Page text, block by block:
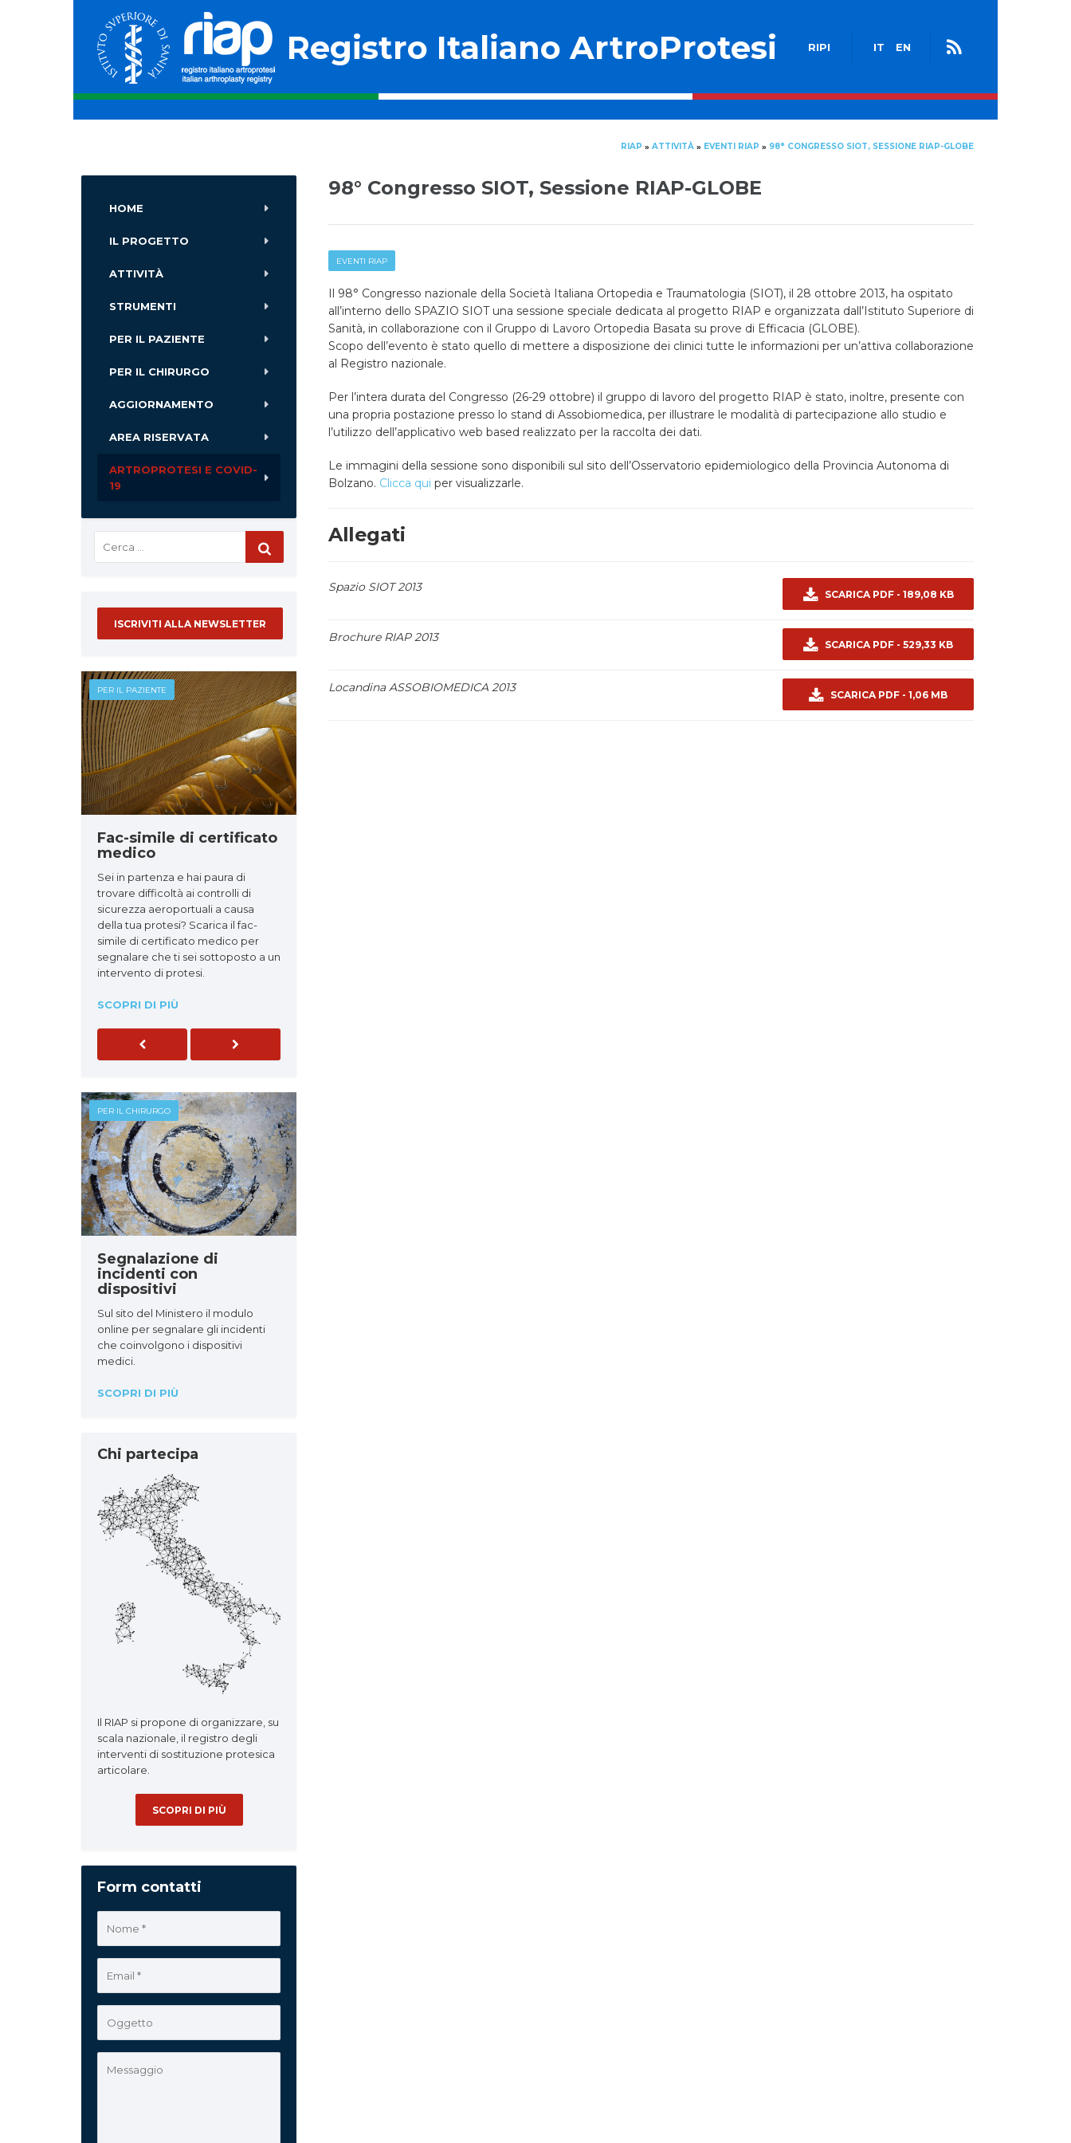
Registro Italiano ArtroProtesi RIPI IT EN
RIAP » ATTIVITÀ » EVENTI RIAP » 98° CONGRESSO SIOT, SESSIONE RIAP-GLOBE
98° Congresso SIOT, Sessione RIAP-GLOBE
EVENTI RIAP
Il 98° Congresso nazionale della Società Italiana Ortopedia e Traumatologia (SIOT), il 28 ottobre 2013, ha ospitato
all’interno dello SPAZIO SIOT una sessione speciale dedicata al progetto RIAP e organizzata dall’Istituto Superiore di
Sanità, in collaborazione con il Gruppo di Lavoro Ortopedia Basata su prove di Efficacia (GLOBE).
Scopo dell’evento è stato quello di mettere a disposizione dei clinici tutte le informazioni per un’attiva collaborazione
al Registro nazionale.
Per l’intera durata del Congresso (26-29 ottobre) il gruppo di lavoro del progetto RIAP è stato, inoltre, presente con
una propria postazione presso lo stand di Assobiomedica, per illustrare le modalità di partecipazione allo studio e
l’utilizzo dell’applicativo web based realizzato per la raccolta dei dati.
Le immagini della sessione sono disponibili sul sito dell’Osservatorio epidemiologico della Provincia Autonoma di
Bolzano. Clicca qui per visualizzarle.
Allegati
Spazio SIOT 2013
SCARICA PDF - 189,08 KB
Brochure RIAP 2013
SCARICA PDF - 529,33 KB
Locandina ASSOBIOMEDICA 2013
SCARICA PDF - 1,06 MB
HOME
IL PROGETTO
ATTIVITÀ
STRUMENTI
PER IL PAZIENTE
PER IL CHIRURGO
AGGIORNAMENTO
AREA RISERVATA
ARTROPROTESI E COVID-
19
ISCRIVITI ALLA NEWSLETTER
PER IL PAZIENTE
Fac-simile di certificato
medico
Sei in partenza e hai paura di
trovare difficoltà ai controlli di
sicurezza aeroportuali a causa
della tua protesi? Scarica il fac-
simile di certificato medico per
segnalare che ti sei sottoposto a un
intervento di protesi.
SCOPRI DI PIÙ
Previous Next
PER IL CHIRURGO
Segnalazione di
incidenti con
dispositivi
Sul sito del Ministero il modulo
online per segnalare gli incidenti
che coinvolgono i dispositivi
medici.
SCOPRI DI PIÙ
Chi partecipa
Il RIAP si propone di organizzare, su
scala nazionale, il registro degli
interventi di sostituzione protesica
articolare.
SCOPRI DI PIÙ
Form contatti